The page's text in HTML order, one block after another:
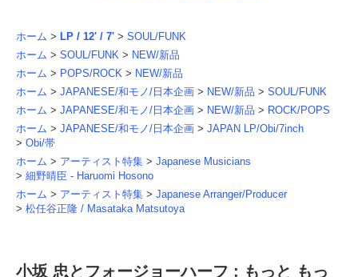
ホーム > LP / 12' / 7' > SOUL/FUNK
ホーム > SOUL/FUNK > NEW/新品
ホーム > POPS/ROCK > NEW/新品
ホーム > JAPANESE/和モノ/日本企画 > NEW/新品 > SOUL/FUNK
ホーム > JAPANESE/和モノ/日本企画 > NEW/新品 > ROCK/POPS
ホーム > JAPANESE/和モノ/日本企画 > JAPAN LP/Obi/7inch
> Obi/帯
ホーム > アーティスト特集 > Japanese Musicians
> 細野晴臣 - Haruomi Hosono
ホーム > アーティスト特集 > Japanese Arranger/Producer
> 松任谷正隆 / Masataka Matsutoya
小坂 忠とフォージョーハーフ : もっと もっ